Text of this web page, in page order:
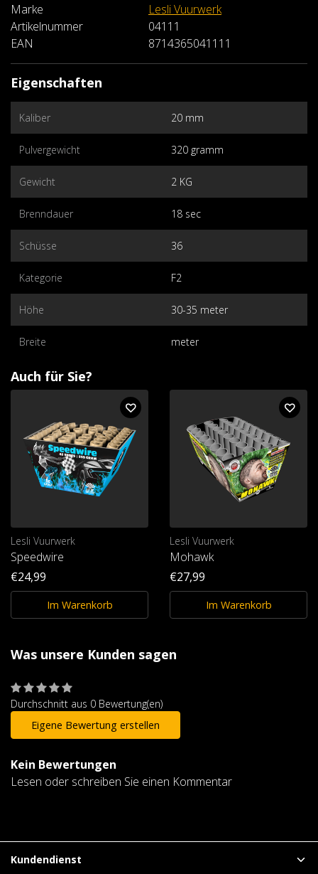
Marke
Lesli Vuurwerk
Artikelnummer
04111
EAN
8714365041111
Eigenschaften
Kaliber 20 mm
Pulvergewicht 320 gramm
Gewicht 2 KG
Brenndauer 18 sec
Schüsse 36
Kategorie F2
Höhe 30-35 meter
Breite meter
Auch für Sie?
Lesli Vuurwerk
Speedwire
€24,99
Im Warenkorb
Lesli Vuurwerk
Mohawk
€27,99
Im Warenkorb
Was unsere Kunden sagen
Durchschnitt aus 0 Bewertung(en)
Eigene Bewertung erstellen
Kein Bewertungen
Lesen oder schreiben Sie einen Kommentar
Kundendienst